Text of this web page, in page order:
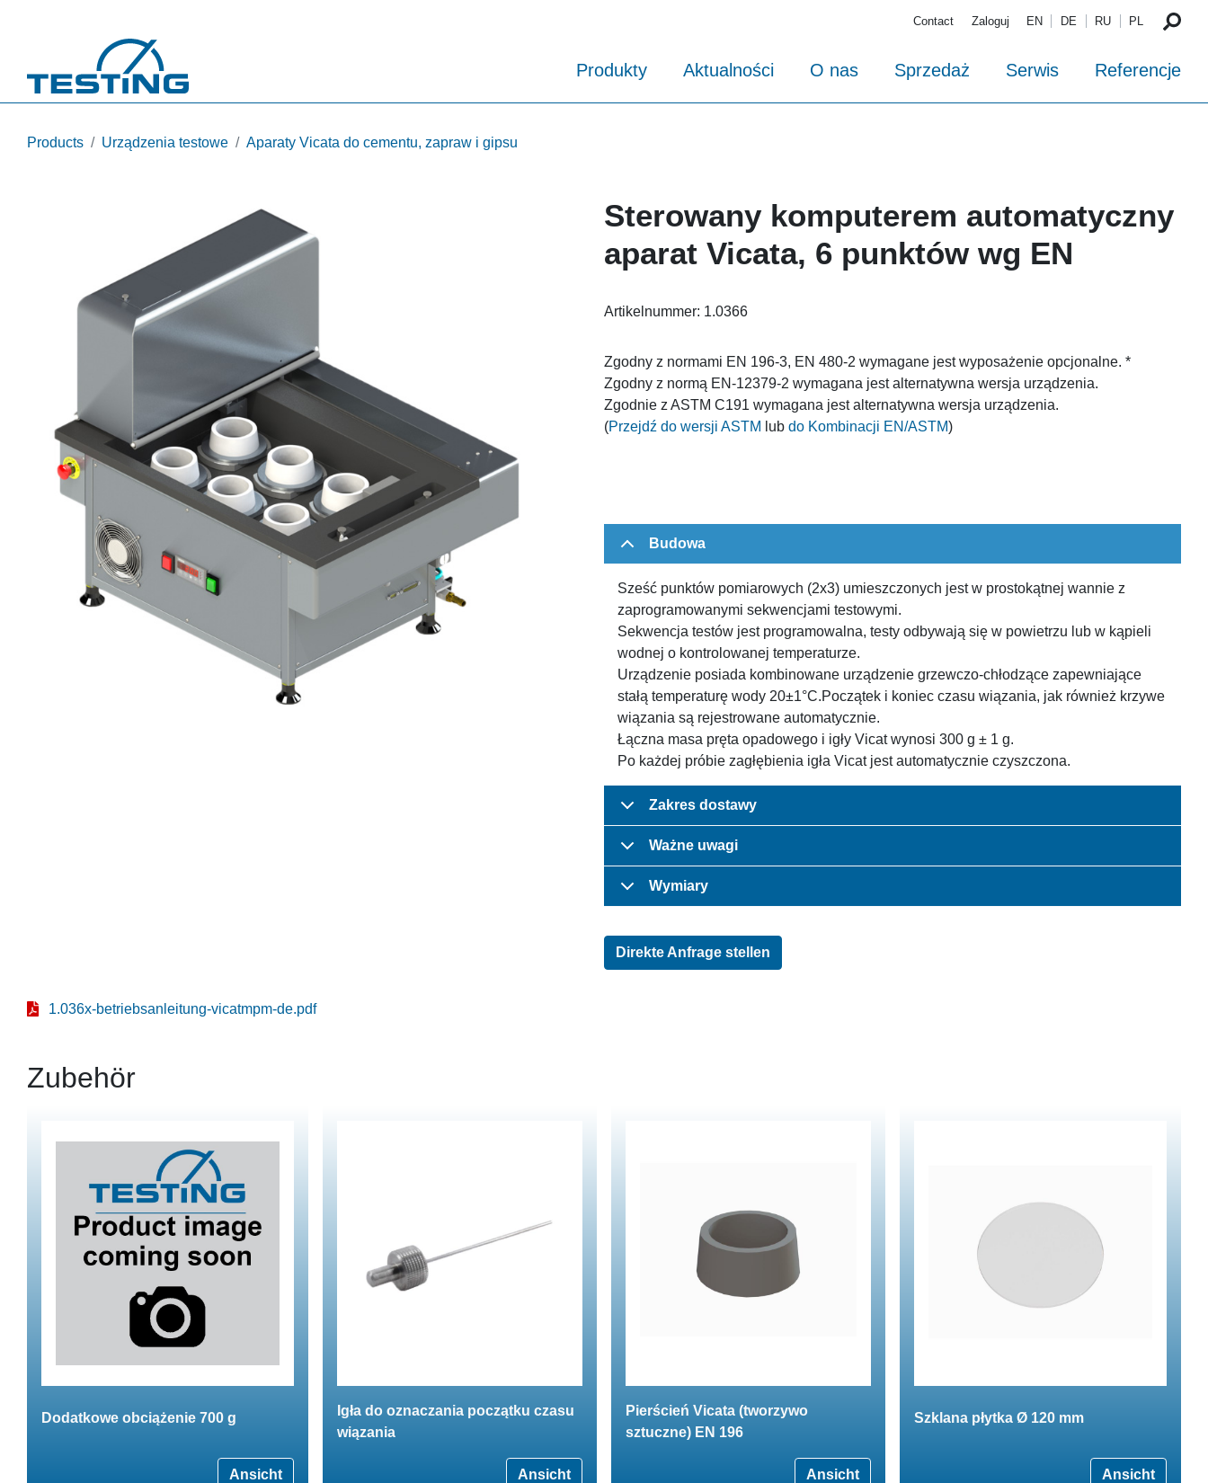
Contact Zaloguj EN DE RU PL
Produkty Aktualności O nas Sprzedaż Serwis Referencje
Products Urządzenia testowe Aparaty Vicata do cementu, zapraw i gipsu
Sterowany komputerem automatyczny
aparat Vicata, 6 punktów wg EN
Artikelnummer: 1.0366
Zgodny z normami EN 196-3, EN 480-2 wymagane jest wyposażenie opcjonalne. *
Zgodny z normą EN-12379-2 wymagana jest alternatywna wersja urządzenia.
Zgodnie z ASTM C191 wymagana jest alternatywna wersja urządzenia.
(Przejdź do wersji ASTM lub do Kombinacji EN/ASTM)
Budowa
Sześć punktów pomiarowych (2x3) umieszczonych jest w prostokątnej wannie z
zaprogramowanymi sekwencjami testowymi.
Sekwencja testów jest programowalna, testy odbywają się w powietrzu lub w kąpieli
wodnej o kontrolowanej temperaturze.
Urządzenie posiada kombinowane urządzenie grzewczo-chłodzące zapewniające
stałą temperaturę wody 20±1°C.Początek i koniec czasu wiązania, jak również krzywe
wiązania są rejestrowane automatycznie.
Łączna masa pręta opadowego i igły Vicat wynosi 300 g ± 1 g.
Po każdej próbie zagłębienia igła Vicat jest automatycznie czyszczona.
Zakres dostawy
Ważne uwagi
Wymiary
Direkte Anfrage stellen
1.036x-betriebsanleitung-vicatmpm-de.pdf
Zubehör
Dodatkowe obciążenie 700 g
Ansicht
Igła do oznaczania początku czasu
wiązania
Ansicht
Pierścień Vicata (tworzywo
sztuczne) EN 196
Ansicht
Szklana płytka Ø 120 mm
Ansicht